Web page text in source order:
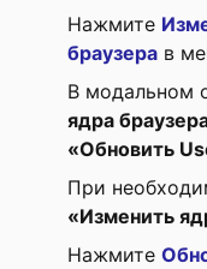
Нажмите
браузера в
В модальном
ядра
«Обновить
При
«Изменить
Нажмите